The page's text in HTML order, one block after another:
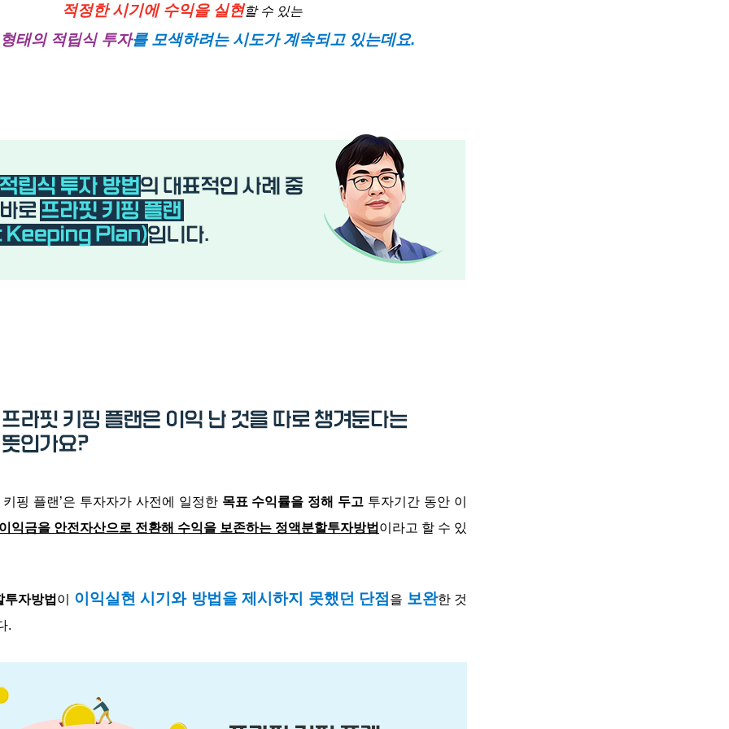
적정한 시기에 수익을 실현할 수 있는
태의 적립식 투자를 모색하려는 시도가 계속되고 있는데요.
키핑 플랜 ’은 투자자가 사전에 일정한 목표 수익률을 정해 두고 투자기간 동안 이
익금을 안전자산으로 전환해 수익을 보존하는 정액분할투자방법 이라고 할 수 있
투자방법 이 이익실현 시기와 방법을 제시하지 못했던 단점 을 보완한 것
.